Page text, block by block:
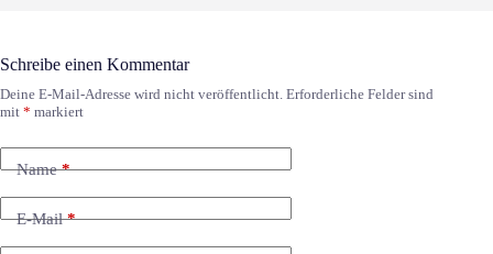
Schreibe einen Kommentar
Deine E-Mail-Adresse wird nicht veröffentlicht. Erforderliche Felder sind
mit * markiert
Name*
E-Mail*